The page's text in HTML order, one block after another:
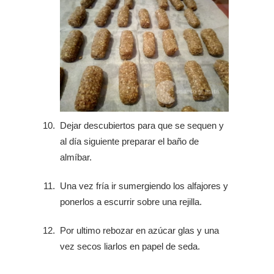
Dejar descubiertos para que se sequen y
al día siguiente preparar el baño de
almíbar.
Una vez fría ir sumergiendo los alfajores y
ponerlos a escurrir sobre una rejilla.
Por ultimo rebozar en azúcar glas y una
vez secos liarlos en papel de seda.